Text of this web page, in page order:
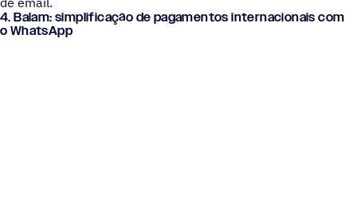
4. Balam: simplificação de pagamentos internacionais com
o WhatsApp